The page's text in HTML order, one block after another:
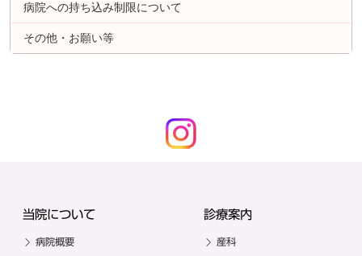
病院への持ち込み制限について
その他・お願い等
当院について
病院概要
診療案内
産科